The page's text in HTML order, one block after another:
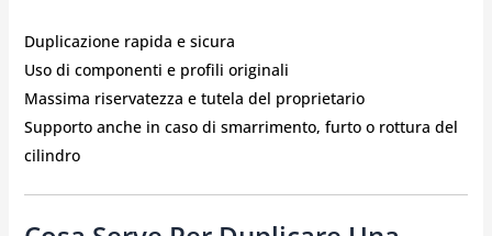
Duplicazione rapida e sicura
Uso di componenti e profili originali
Massima riservatezza e tutela del proprietario
Supporto anche in caso di smarrimento, furto o rottura del
cilindro